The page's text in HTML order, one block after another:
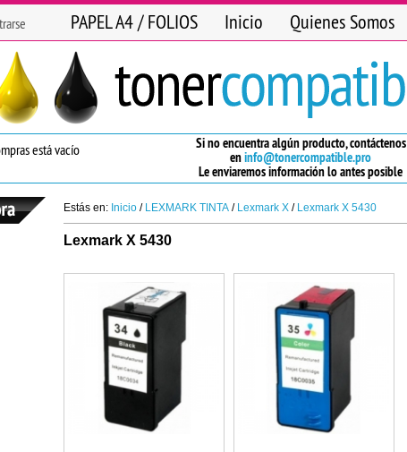
PAPEL A4 / FOLIOS Inicio Quienes Somos
Si no encuentra algún producto, contáctenos
eninfo@tonercompatible.pro
Le enviaremos información lo antes posible
está vacío
Estás en: Inicio / LEXMARK TINTA / Lexmark X / Lexmark X 5430
Lexmark X 5430